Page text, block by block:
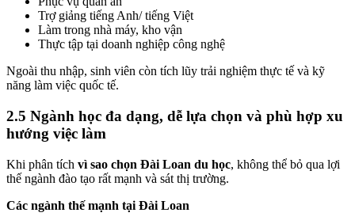
Trợ giảng tiếng Anh/ tiếng Việt
Làm trong nhà máy, kho vận
Thực tập tại doanh nghiệp công nghệ
Ngoài thu nhập, sinh viên còn tích lũy trải nghiệm thực tế và kỹ
năng làm việc quốc tế.
2.5 Ngành học đa dạng, dễ lựa chọn và phù hợp xu
hướng việc làm
Khi phân tích vì sao chọn Đài Loan du học, không thể bỏ qua lợi
thế ngành đào tạo rất mạnh và sát thị trường.
Các ngành thế mạnh tại Đài Loan